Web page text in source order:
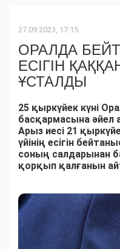
27.09.2023, 17:15
ОРАЛДА
ЕСІГІН
ҰСТАЛДЫ
25 қыркүйек күні
басқармасына әйел
Арыз иесі 21
үйінің есігін
соның салдарынан
қорқып қалғанын